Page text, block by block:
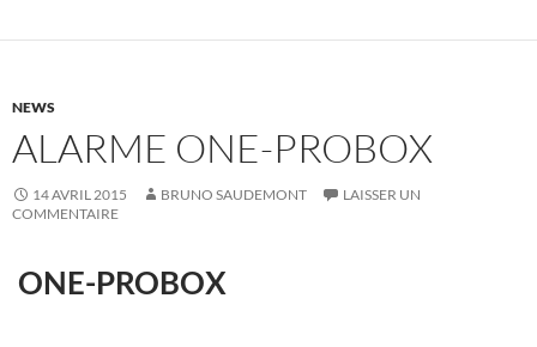
NEWS
ALARME ONE-PROBOX
14 AVRIL 2015 BRUNO SAUDEMONT
LAISSER UN
COMMENTAIRE
ONE-PROBOX